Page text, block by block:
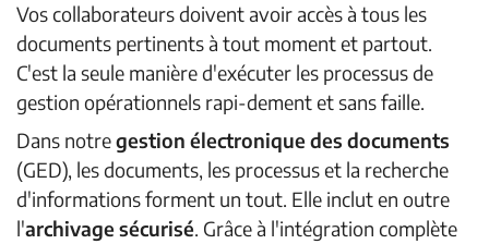
Vos collaborateurs doivent avoir accès à tous les
documents pertinents à tout moment et partout.
C'est la seule manière d'exécuter les processus de
gestion opérationnels rapi-dement et sans faille.
Dans notregestion électronique des documents
(GED), les documents, les processus et la recherche
d'informations forment un tout. Elle inclut en outre
l'archivage sécurisé. Grâce à l'intégration complète